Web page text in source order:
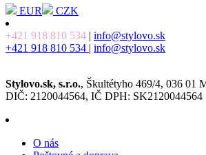
EUR CZK
+421 918 810 534 | info@stylovo.sk
+421 918 810 534 | info@stylovo.sk
Stylovo.sk, s.r.o., Škultétyho 469/4, 036 01
DIČ: 2120044564, IČ DPH: SK2120044564
O nás